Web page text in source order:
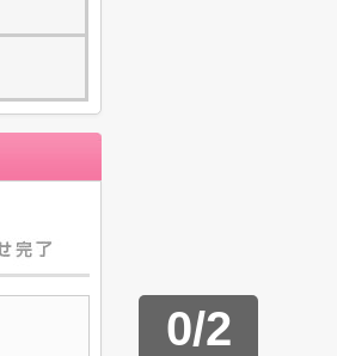
0/2